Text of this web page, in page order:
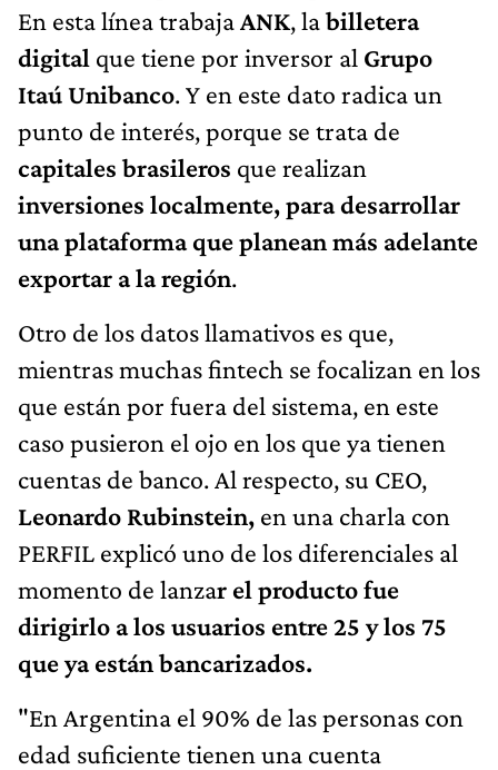
En esta línea trabajaANK, labilletera
digital que tiene por inversor al Grupo
Itaú Unibanco. Y en este dato radica un
punto de interés, porque se trata de
capitales brasileros que realizan
inversiones localmente, para desarrollar
una plataforma que planean más adelante
exportar a la región.
Otro de los datos llamativos es que,
mientras muchas fintech se focalizan en los
que están por fuera del sistema, en este
caso pusieron el ojo en los que ya tienen
cuentas de banco. Al respecto, su CEO,
Leonardo Rubinstein, en una charla con
PERFIL explicó uno de los diferenciales al
momento de lanzar el producto fue
dirigirlo a los usuarios entre 25 y los 75
que ya están bancarizados.
"En Argentina el 90% de las personas con
edad suficiente tienen una cuenta